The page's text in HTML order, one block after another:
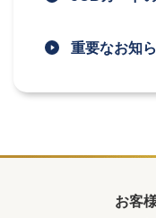
重要なお知
お客